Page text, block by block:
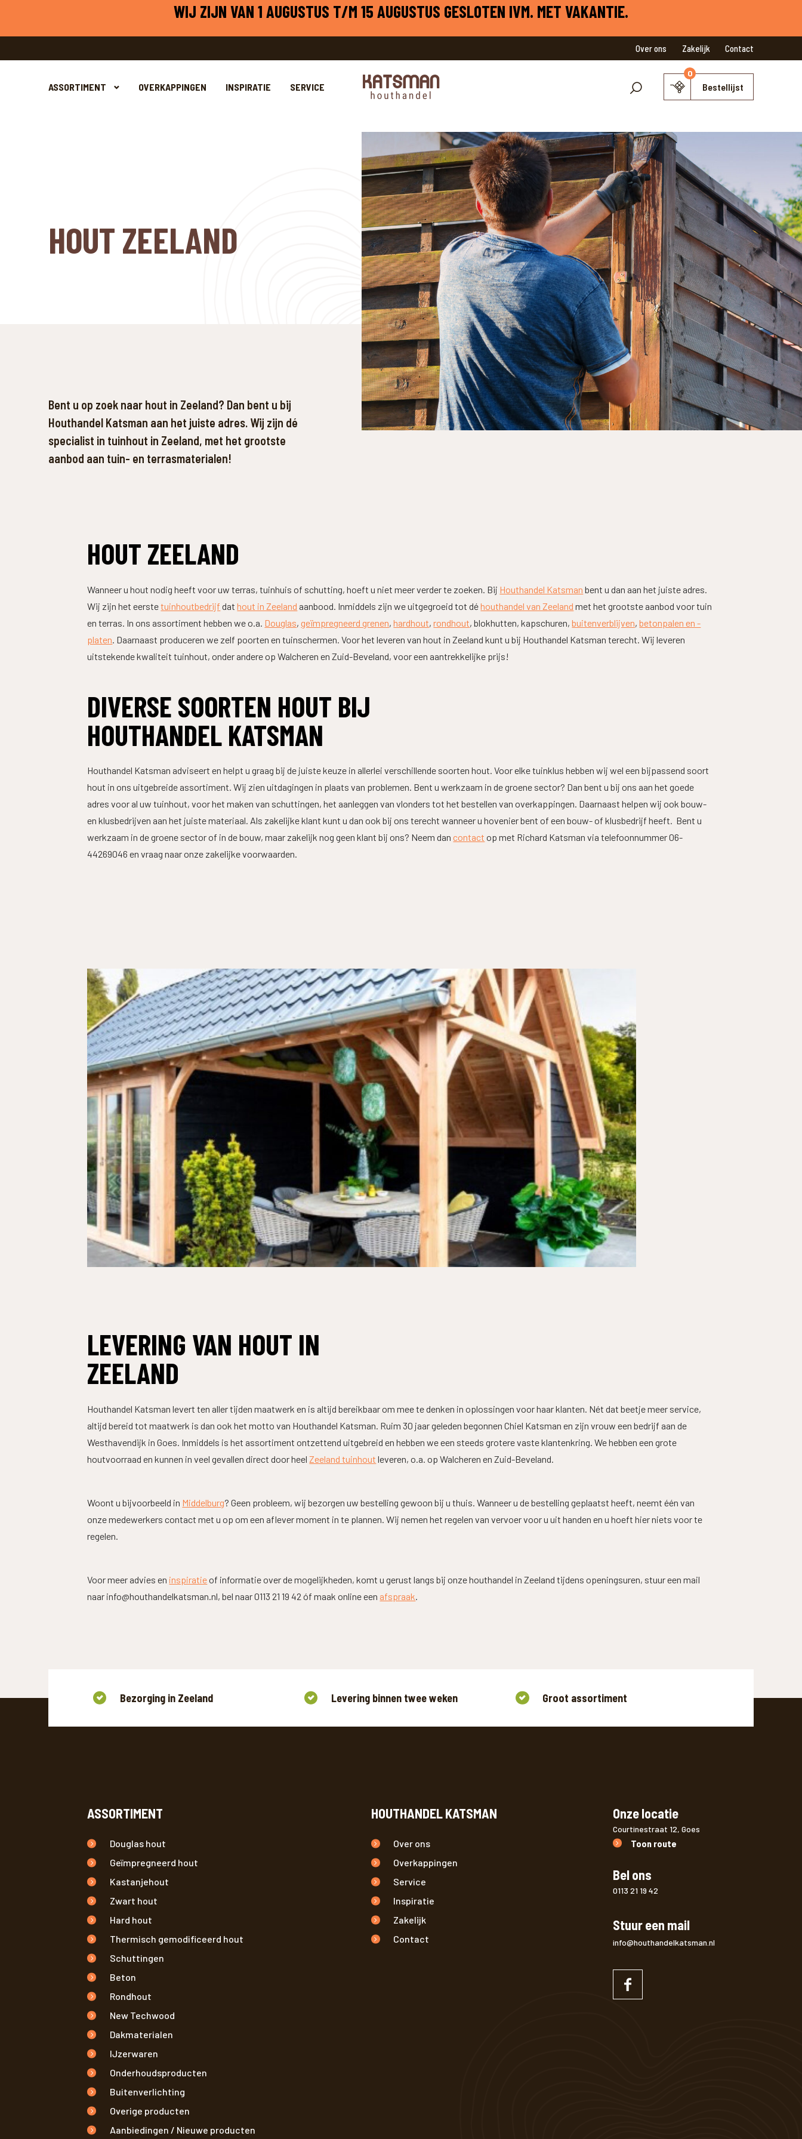
WIJ ZIJN VAN 1 AUGUSTUS T/M 15 AUGUSTUS GESLOTEN IVM. MET VAKANTIE.
Over ons Zakelijk Contact
ASSORTIMENT OVERKAPPINGEN INSPIRATIE SERVICE
0
Bestellijst
WAAR BEN JE NAAR OP ZOEK?
HOUT ZEELAND
Bent u op zoek naar hout in Zeeland? Dan bent u bij
Houthandel Katsman aan het juiste adres. Wij zijn dé
specialist in tuinhout in Zeeland, met het grootste
aanbod aan tuin- en terrasmaterialen!
HOUT ZEELAND
Wanneer u hout nodig heeft voor uw terras, tuinhuis of schutting, hoeft u niet meer verder te zoeken. Bij Houthandel Katsman bent u dan aan het juiste adres.
Wij zijn het eerstetuinhoutbedrijf dathout in Zeeland aanbood. Inmiddels zijn we uitgegroeid tot déhouthandel van Zeeland met het grootste aanbod voor tuin
en terras. In ons assortiment hebben we o.a. Douglas,geïmpregneerd grenen,hardhout,rondhout, blokhutten, kapschuren,buitenverblijven,betonpalen en -
platen . Daarnaast produceren we zelf poorten en tuinschermen. Voor het leveren van hout in Zeeland kunt u bij Houthandel Katsman terecht. Wij leveren
uitstekende kwaliteit tuinhout, onder andere op Walcheren en Zuid-Beveland, voor een aantrekkelijke prijs!
DIVERSE SOORTEN HOUT BIJ
HOUTHANDEL KATSMAN
Houthandel Katsman adviseert en helpt u graag bij de juiste keuze in allerlei verschillende soorten hout. Voor elke tuinklus hebben wij wel een bijpassend soort
hout in ons uitgebreide assortiment. Wij zien uitdagingen in plaats van problemen. Bent u werkzaam in de groene sector? Dan bent u bij ons aan het goede
adres voor al uw tuinhout, voor het maken van schuttingen, het aanleggen van vlonders tot het bestellen van overkappingen. Daarnaast helpen wij ook bouw-
en klusbedrijven aan het juiste materiaal. Als zakelijke klant kunt u dan ook bij ons terecht wanneer u hovenier bent of een bouw- of klusbedrijf heeft. Bent u
werkzaam in de groene sector of in de bouw, maar zakelijk nog geen klant bij ons? Neem dan contact op met Richard Katsman via telefoonnummer 06-
44269046 en vraag naar onze zakelijke voorwaarden.
LEVERING VAN HOUT IN
ZEELAND
Houthandel Katsman levert ten aller tijden maatwerk en is altijd bereikbaar om mee te denken in oplossingen voor haar klanten. Nét dat beetje meer service,
altijd bereid tot maatwerk is dan ook het motto van Houthandel Katsman. Ruim 30 jaar geleden begonnen Chiel Katsman en zijn vrouw een bedrijf aan de
Westhavendijk in Goes. Inmiddels is het assortiment ontzettend uitgebreid en hebben we een steeds grotere vaste klantenkring. We hebben een grote
houtvoorraad en kunnen in veel gevallen direct door heelZeeland tuinhout leveren, o.a. op Walcheren en Zuid-Beveland.
Woont u bijvoorbeeld in Middelburg? Geen probleem, wij bezorgen uw bestelling gewoon bij u thuis. Wanneer u de bestelling geplaatst heeft, neemt één van
onze medewerkers contact met u op om een aflever moment in te plannen. Wij nemen het regelen van vervoer voor u uit handen en u hoeft hier niets voor te
regelen.
Voor meer advies en inspiratieof informatie over de mogelijkheden, komt u gerust langs bij onze houthandel in Zeeland tijdens openingsuren, stuur een mail
naar info@houthandelkatsman.nl, bel naar 0113 21 19 42 óf maak online een afspraak
Bezorging in Zeeland Levering binnen twee weken Groot assortiment
ASSORTIMENT
Douglas hout
Geïmpregneerd hout
Kastanjehout
Zwart hout
Hard hout
Thermisch gemodificeerd hout
Schuttingen
Beton
Rondhout
New Techwood
Dakmaterialen
IJzerwaren
Onderhoudsproducten
Buitenverlichting
Overige producten
Aanbiedingen / Nieuwe producten
HOUTHANDEL KATSMAN
Over ons
Overkappingen
Service
Inspiratie
Zakelijk
Contact
Onze locatie
Courtinestraat 12, Goes
Toon route
Bel ons
0113 21 19 42
Stuur een mail
info@houthandelkatsman.nl